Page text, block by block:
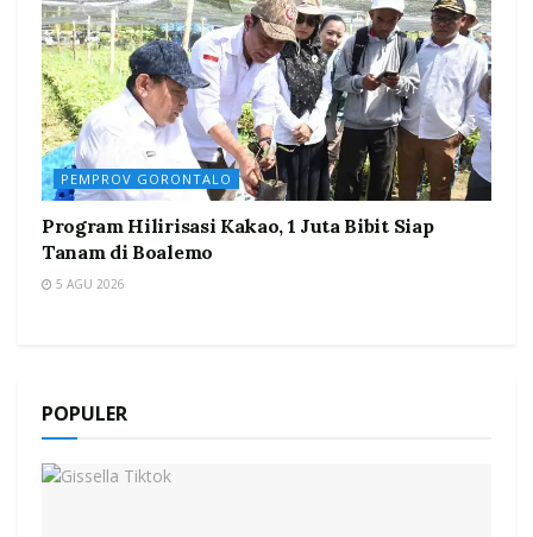
PEMPROV GORONTALO
Program Hilirisasi Kakao, 1 Juta Bibit Siap
Tanam di Boalemo
5 AGU 2026
POPULER